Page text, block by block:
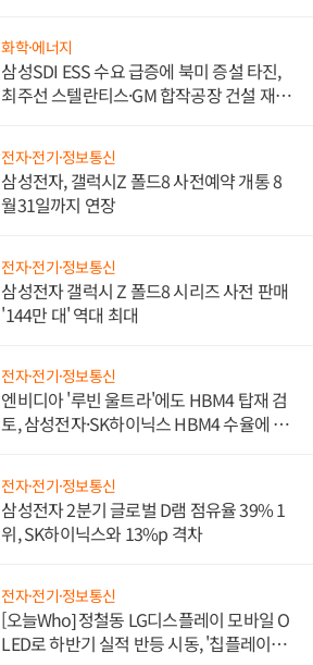
화학·에너지
삼성SDI ESS 수요 급증에 북미 증설 타진,
최주선 스텔란티스·GM 합작공장 건설 재추
전자·전기·정보통신
삼성전자, 갤럭시Z 폴드8 사전예약 개통 8
월31일까지 연장
전자·전기·정보통신
삼성전자 갤럭시 Z 폴드8 시리즈 사전 판매
'144만 대' 역대 최대
전자·전기·정보통신
엔비디아 '루빈 울트라'에도 HBM4 탑재 검
토, 삼성전자·SK하이닉스 HBM4 수율에 주
전자·전기·정보통신
삼성전자 2분기 글로벌 D램 점유율 39% 1
위, SK하이닉스와 13%p 격차
전자·전기·정보통신
[오늘Who] 정철동 LG디스플레이 모바일 O
LED로 하반기 실적 반등 시동, '칩플레이